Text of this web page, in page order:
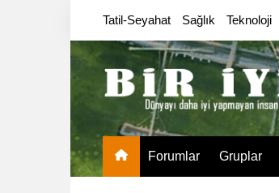
Tatil-Seyahat Sağlık Teknoloji
Forumlar Gruplar